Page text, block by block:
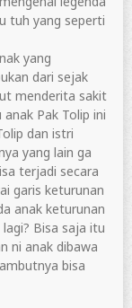
tuh yang seperti
yang
dari sejak
menderita sakit
Pak Tolip ini
dan istri
yang lain ga
terjadi secara
garis keturunan
anak keturunan
Bisa saja itu
ni anak dibawa
bisa